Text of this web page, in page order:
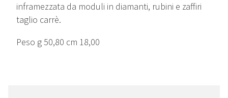
inframezzata da moduli in diamanti, rubini e zaffiri
taglio carrè.
Peso g 50,80 cm 18,00